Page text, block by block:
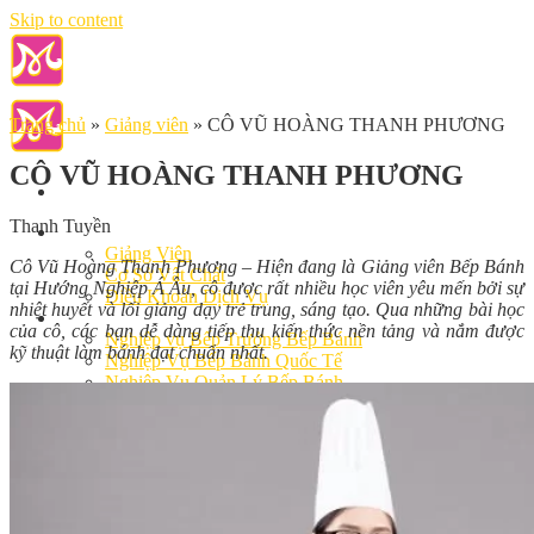
Skip to content
Giới Thiệu
Giảng Viên
Cơ Sở Vật Chất
Điều Khoản Dịch Vụ
Học Làm Bánh
Nghiệp vụ Bếp Trưởng Bếp Bánh
Nghiệp Vụ Bếp Bánh Quốc Tế
Nghiệp Vụ Quản Lý Bếp Bánh
Khóa Học Bánh Mì Nâng Cao
Trang chủ » Giảng viên » CÔ VŨ HOÀNG THANH PHƯƠNG
CÔ VŨ HOÀNG THANH PHƯƠNG
Thanh Tuyền
Cô Vũ Hoàng Thanh Phương – Hiện đang là Giảng viên Bếp Bánh
tại Hướng Nghiệp Á Âu, cô được rất nhiều học viên yêu mến bởi sự
nhiệt huyết và lối giảng dạy trẻ trung, sáng tạo. Qua những bài học
của cô, các bạn dễ dàng tiếp thu kiến thức nền tảng và nắm được
kỹ thuật làm bánh đạt chuẩn nhất.